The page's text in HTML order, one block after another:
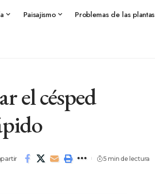
Paisajismo Problemas de las plantas
el césped
5 min de lectura